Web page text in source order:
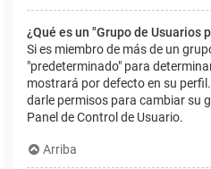
¿Qué es un "Grupo de Usuarios
Si es miembro de más de un
"predeterminado" para
mostrará por defecto en su
darle permisos para cambiar su
Panel de Control de Usuario.
Arriba